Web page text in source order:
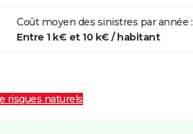
Coût moyen des sinistres par année :
Entre 1 k€ et 10 k€ / habitant
risques naturels